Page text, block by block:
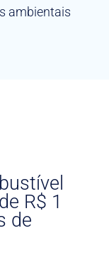
ambientais
R$ 1
de